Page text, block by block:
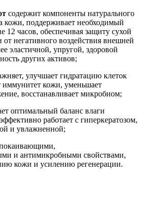
содержит компоненты натурального
кожи, поддерживает необходимый
12 часов, обеспечивая защиту сухой
негативного воздействия внешней
эластичной, упругой, здоровой
других активов;
улучшает гидратацию клеток
иммунитет кожи, уменьшает
восстанавливает микробиом;
оптимальный баланс влаги
работает с гиперкератозом,
и увлажненной;
и антимикробными свойствами,
кожи и усилению регенерации.